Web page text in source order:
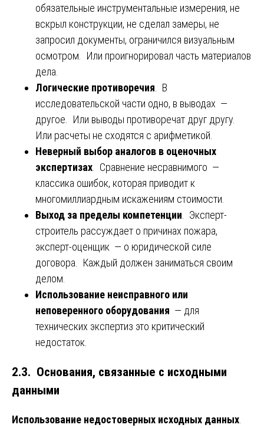
обязательные инструментальные измерения, не
вскрыл конструкции, не сделал замеры, не
запросил документы, ограничился визуальным
осмотром. Или проигнорировал часть материалов
дела.
Логические противоречия . В
исследовательской части одно, в выводах —
другое. Или выводы противоречат друг другу.
Или расчеты не сходятся с арифметикой.
Неверный выбор аналогов в оценочных
экспертизах . Сравнение несравнимого —
классика ошибок, которая приводит к
многомиллиардным искажениям стоимости.
Выход за пределы компетенции . Эксперт-
строитель рассуждает о причинах пожара,
эксперт-оценщик — о юридической силе
договора. Каждый должен заниматься своим
делом.
Использование неисправного или
неповеренного оборудования — для
технических экспертиз это критический
недостаток.
2.3. Основания, связанные с исходными
данными
Использование недостоверных исходных данных